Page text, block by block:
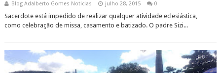
Blog Adalberto Gomes Noticias julho 28, 2015 0
Sacerdote está impedido de realizar qualquer atividade eclesiástica,
como celebração de missa, casamento e batizado. O padre Sizi...